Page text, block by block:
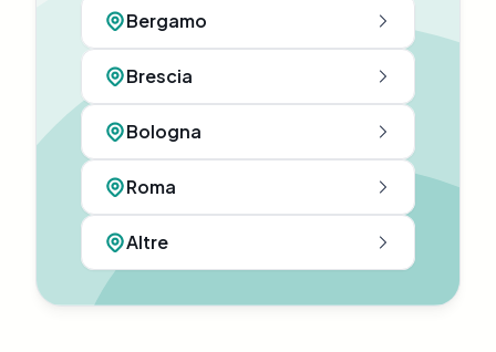
Bergamo
Brescia
Bologna
Roma
Altre